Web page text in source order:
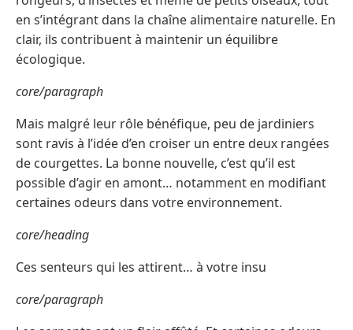
en s’intégrant dans la chaîne alimentaire naturelle. En
clair, ils contribuent à maintenir un équilibre
écologique.
core/paragraph
Mais malgré leur rôle bénéfique, peu de jardiniers
sont ravis à l’idée d’en croiser un entre deux rangées
de courgettes. La bonne nouvelle, c’est qu’il est
possible d’agir en amont… notamment en modifiant
certaines odeurs dans votre environnement.
core/heading
Ces senteurs qui les attirent… à votre insu
core/paragraph